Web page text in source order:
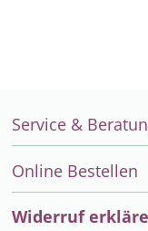
Service &
Online Bestellen
Widerruf